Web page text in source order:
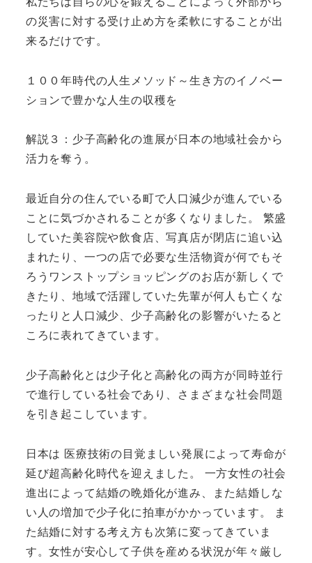
の災害に対する受け止め方を柔軟にすることが出
来るだけです。
１００年時代の人生メソッド～生き方のイノベー
ションで豊かな人生の収穫を
解説３：少子高齢化の進展が日本の地域社会から
活力を奪う。
最近自分の住んでいる町で人口減少が進んでいる
ことに気づかされることが多くなりました。 繁盛
していた美容院や飲食店、写真店が閉店に追い込
まれたり、一つの店で必要な生活物資が何でもそ
ろうワンストップショッピングのお店が新しくで
きたり、地域で活躍していた先輩が何人も亡くな
ったりと人口減少、少子高齢化の影響がいたると
ころに表れてきています。
少子高齢化とは少子化と高齢化の両方が同時並行
で進行している社会であり、さまざまな社会問題
を引き起こしています。
日本は 医療技術の目覚ましい発展によって寿命が
延び超高齢化時代を迎えました。 一方女性の社会
進出によって結婚の晩婚化が進み、また結婚しな
い人の増加で少子化に拍車がかかっています。 ま
た結婚に対する考え方も次第に変ってきていま
す。女性が安心して子供を産める状況が年々厳し